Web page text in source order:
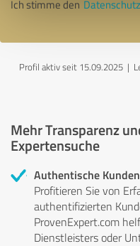
Ich stimme den
Profil aktiv seit 15.09.2025 |
Mehr Transparenz
Expertensuche
Authentische
Profitieren Sie von
authentifizierten
ProvenExpert.com
Dienstleisters oder